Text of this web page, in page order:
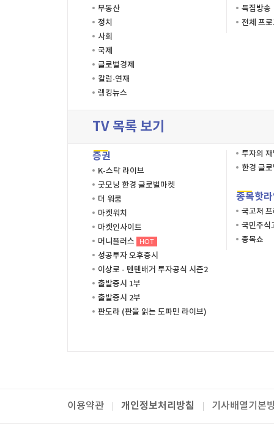
부동산
정치
사회
국제
글로벌경제
칼럼·연재
랭킹뉴스
특집방송
전체 프
TV 목록 보기
증권
K-스탁 라이브
굿모닝 한경 글로벌마켓
더 워룸
마켓워치
마켓인사이트
머니플러스
HOT
성공투자 오후증시
이상로 - 텐텐배거 투자공식 시즌2
출발증시 1부
출발증시 2부
판도라 (판을 읽는 도파민 라이브)
투자의
한경 글
종목핫
국고처
국민주식
종목쇼
이용약관 개인정보처리방침 기사배열기본
패밀리사이트